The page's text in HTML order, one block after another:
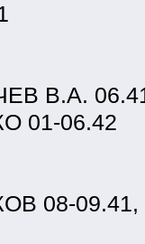
В.А.
01-06.42
08-